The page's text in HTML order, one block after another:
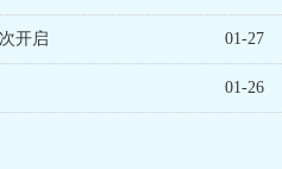
开启 01-27
01-26